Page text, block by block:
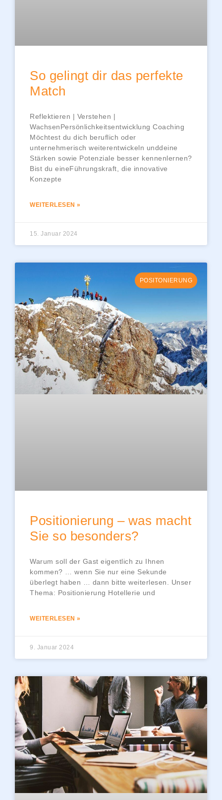
So gelingt dir das perfekte
Match
Reflektieren | Verstehen |
WachsenPersönlichkeitsentwicklung Coaching
Möchtest du dich beruflich oder
unternehmerisch weiterentwickeln unddeine
Stärken sowie Potenziale besser kennenlernen?
Bist du eineFührungskraft, die innovative
Konzepte
WEITERLESEN »
15. Januar 2024
POSITONIERUNG
Positionierung – was macht
Sie so besonders?
Warum soll der Gast eigentlich zu Ihnen
kommen? … wenn Sie nur eine Sekunde
überlegt haben … dann bitte weiterlesen. Unser
Thema: Positionierung Hotellerie und
WEITERLESEN »
9. Januar 2024